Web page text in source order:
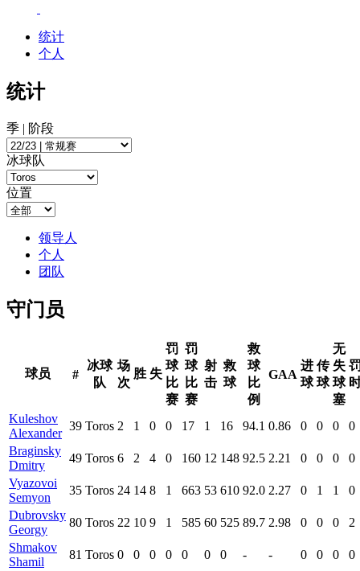
统计
个人
统计
季 | 阶段
冰球队
位置
领导人
个人
团队
守门员
球员 #
冰球
队
场
次
胜 失
罚
球
比
赛
罚
球
比
赛
射
击
救
球
救
球
比
例
GAA
进
球
传
球
无
失
球
塞
Kuleshov
Alexander
39 Toros 2 1 0 0 17 1 16 94.1 0.86 0 0 0
0
Braginsky
Dmitry
49 Toros 6 2 4 0 160 12 148 92.5 2.21 0 0 0
0
Vyazovoi
Semyon
35 Toros 24 14 8 1 663 53 610 92.0 2.27 0 1 1
0
Dubrovsky
Georgy
80 Toros 22 10 9 1 585 60 525 89.7 2.98 0 0 0
2
Shmakov
Shamil
81 Toros 0 0 0 0 0 0 0 - - 0 0 0
0